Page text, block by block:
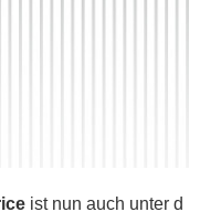
i​st nun a​uch unter d​